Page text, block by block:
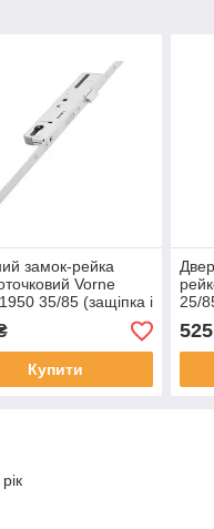
замок-рейка
Vorne
35/85 (защіпка і
для ПВХ дверей
Купити
25/
для
525